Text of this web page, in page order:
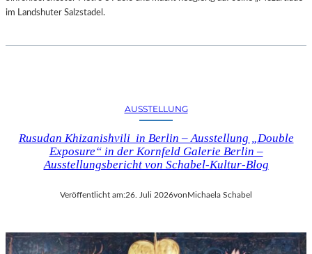
im Landshuter Salzstadel.
AUSSTELLUNG
Rusudan Khizanishvili in Berlin – Ausstellung „Double
Exposure“ in der Kornfeld Galerie Berlin –
Ausstellungsbericht von Schabel-Kultur-Blog
Veröffentlicht am:26. Juli 2026vonMichaela Schabel